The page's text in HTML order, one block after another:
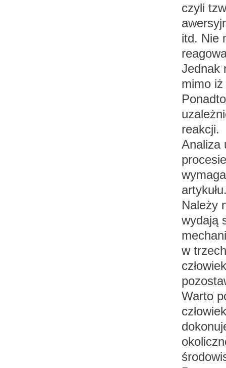
czyli
itd. Nie
Jednak
mimo
reakcji.
Analiza
Należy
wydają
w
Warto